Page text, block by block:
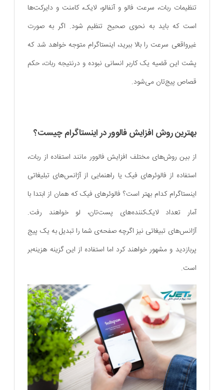
تنظیمات ربات، سرعت فالو و آنفالو، لایک، کامنت و دایرکت‌ها
است که باید به نحوی صحیح تنظیم شود. اگر به صورت
غیرواقعی سرعت را بالا ببرید، اینستاگرام متوجه خواهد شد که
پشت این قضیه یک کاربر انسانی نبوده و درنتیجه ربات، حکم
قصاص پیج‌تان می‌شود.
بهترین روش افزایش فالوور در اینستاگرام چیست؟
از بین روش‌های مختلف افزایش فالوور مانند استفاده از ربات،
استفاده از فالوئرهای فیک یا راهنمایی از آژانس‌های تبلیغاتی
اینستاگرام کدام بهتر است؟ فالوئرهای فیک که همان از ابتدا با
آمار تعداد لایک‌کننده‌های پست‌تان، لو خواهند رفت.
آژانس‌های تبیغاتی نیز اگرچه صفحه‌ی شما را تبدیل به یک پیج
پربازدید و مشهور خواهند کرد اما استفاده از این گزینه هزینه‌بر
است.